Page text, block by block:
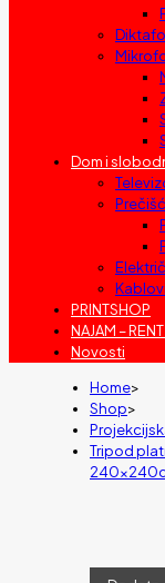
Dom i
PRINTSHOP
NAJAM –
Novosti
Home>
Shop>
Tripod